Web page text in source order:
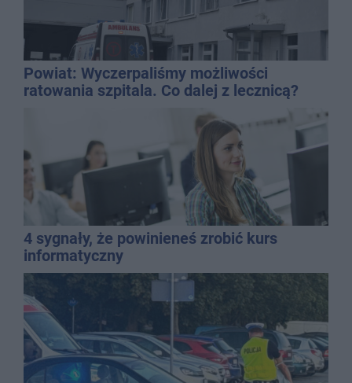
Powiat: Wyczerpaliśmy możliwości
ratowania szpitala. Co dalej z lecznicą?
4 sygnały, że powinieneś zrobić kurs
informatyczny